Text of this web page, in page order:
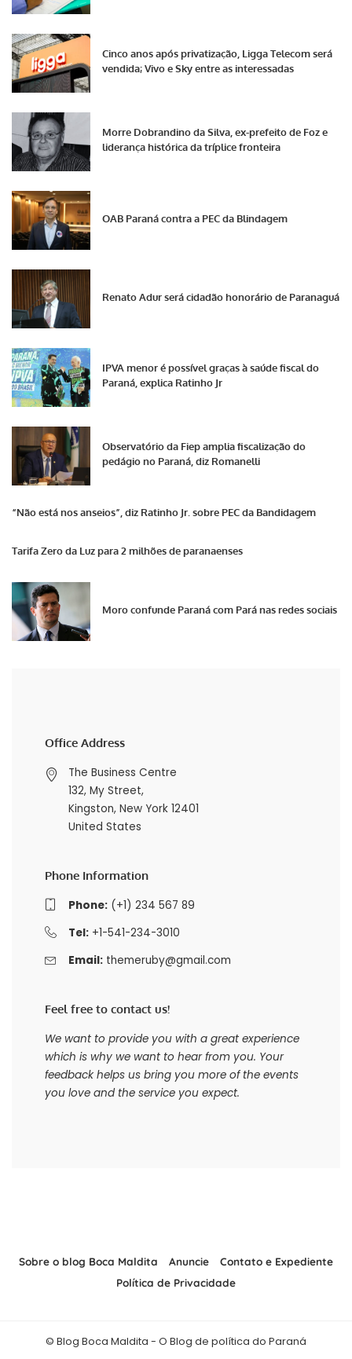
Cinco anos após privatização, Ligga Telecom será
vendida; Vivo e Sky entre as interessadas
Morre Dobrandino da Silva, ex-prefeito de Foz e
liderança histórica da tríplice fronteira
OAB Paraná contra a PEC da Blindagem
Renato Adur será cidadão honorário de Paranaguá
IPVA menor é possível graças à saúde fiscal do
Paraná, explica Ratinho Jr
Observatório da Fiep amplia fiscalização do
pedágio no Paraná, diz Romanelli
“Não está nos anseios”, diz Ratinho Jr. sobre PEC da Bandidagem
Tarifa Zero da Luz para 2 milhões de paranaenses
Moro confunde Paraná com Pará nas redes sociais
Office Address
The Business Centre
132, My Street,
Kingston, New York 12401
United States
Phone Information
Phone:(+1) 234 567 89
Tel:+1-541-234-3010
Email: themeruby@gmail.com
Feel free to contact us!
We want to provide you with a great experience
which is why we want to hear from you. Your
feedback helps us bring you more of the events
you love and the service you expect.
Sobre o blog Boca Maldita Anuncie
Contato e Expediente
Política de Privacidade
© Blog Boca Maldita - O Blog de política do Paraná